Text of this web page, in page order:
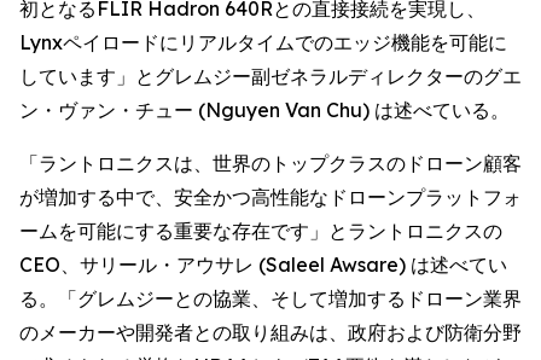
初となるFLIR Hadron 640Rとの直接接続を実現し、
Lynxペイロードにリアルタイムでのエッジ機能を可能に
しています」とグレムジー副ゼネラルディレクターのグエ
ン・ヴァン・チュー (Nguyen Van Chu) は述べている。
「ラントロニクスは、世界のトップクラスのドローン顧客
が増加する中で、安全かつ高性能なドローンプラットフォ
ームを可能にする重要な存在です」とラントロニクスの
CEO、サリール・アウサレ (Saleel Awsare) は述べてい
る。「グレムジーとの協業、そして増加するドローン業界
のメーカーや開発者との取り組みは、政府および防衛分野